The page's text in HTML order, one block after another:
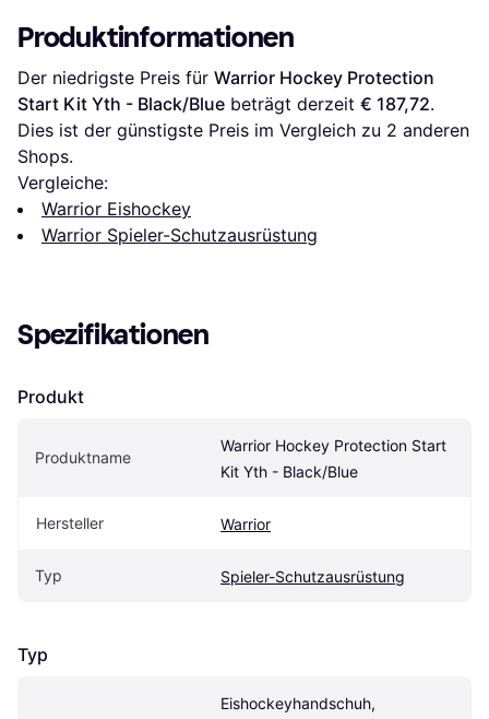
Produktinformationen
Der niedrigste Preis für Warrior Hockey Protection
Start Kit Yth - Black/Blue beträgt derzeit € 187,72.
Dies ist der günstigste Preis im Vergleich zu 2 anderen
Shops.
Vergleiche:
Warrior Eishockey
Warrior Spieler-Schutzausrüstung
Spezifikationen
Produkt
Produktname
Warrior Hockey Protection Start
Kit Yth - Black/Blue
Hersteller Warrior
Typ Spieler-Schutzausrüstung
Typ
Eishockeyhandschuh,